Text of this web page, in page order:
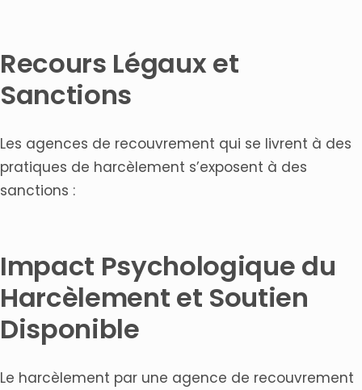
Recours Légaux et
Sanctions
Les agences de recouvrement qui se livrent à des
pratiques de harcèlement s’exposent à des
sanctions :
Impact Psychologique du
Harcèlement et Soutien
Disponible
Le harcèlement par une agence de recouvrement